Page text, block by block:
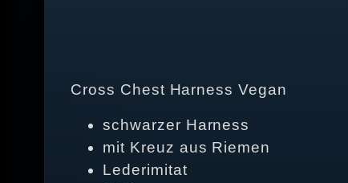
Cross Chest Harness Vegan
schwarzer Harness
mit Kreuz aus Riemen
Lederimitat